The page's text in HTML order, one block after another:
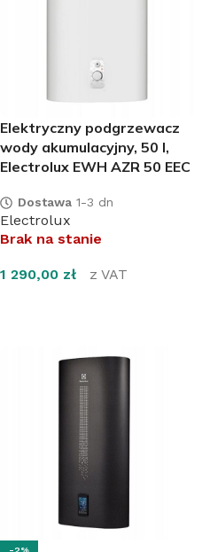
Elektryczny podgrzewacz
wody akumulacyjny, 50 l,
Electrolux EWH AZR 50 EEC
Dostawa 1-3 dn
Electrolux
Brak na stanie
1 290,00 zł z VAT
-2%